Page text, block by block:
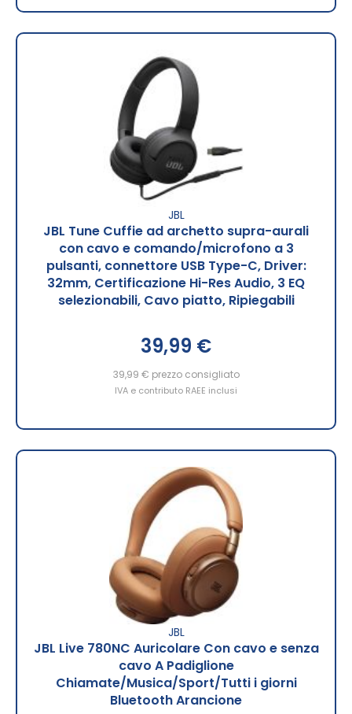
JBL
JBL Tune Cuffie ad archetto supra-aurali
con cavo e comando/microfono a 3
pulsanti, connettore USB Type-C, Driver:
32mm, Certificazione Hi-Res Audio, 3 EQ
selezionabili, Cavo piatto, Ripiegabili
39,99 €
39,99 € prezzo consigliato
IVA e contributo RAEE inclusi
JBL
JBL Live 780NC Auricolare Con cavo e senza
cavo A Padiglione
Chiamate/Musica/Sport/Tutti i giorni
Bluetooth Arancione